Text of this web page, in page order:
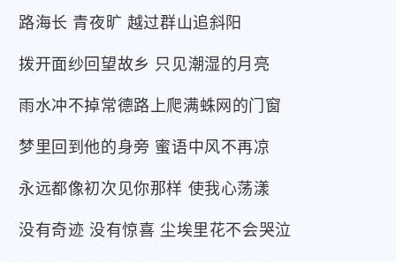
路海长 青夜旷 越过群山追斜阳
拨开面纱回望故乡 只见潮湿的月亮
雨水冲不掉常德路上爬满蛛网的门窗
梦里回到他的身旁 蜜语中风不再凉
永远都像初次见你那样 使我心荡漾
没有奇迹 没有惊喜 尘埃里花不会哭泣